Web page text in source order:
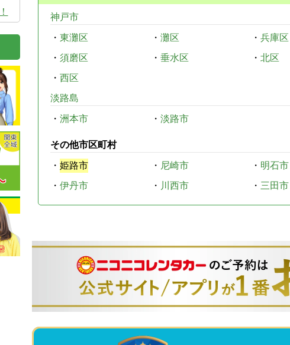
神戸市
・ 東灘区 ・ 灘区 ・ 兵庫区
・ 須磨区 ・ 垂水区 ・ 北区
・ 西区
淡路島
・ 洲本市 ・ 淡路市
その他市区町村
・ 姫路市 ・ 尼崎市 ・ 明石市
・ 伊丹市 ・ 川西市 ・ 三田市